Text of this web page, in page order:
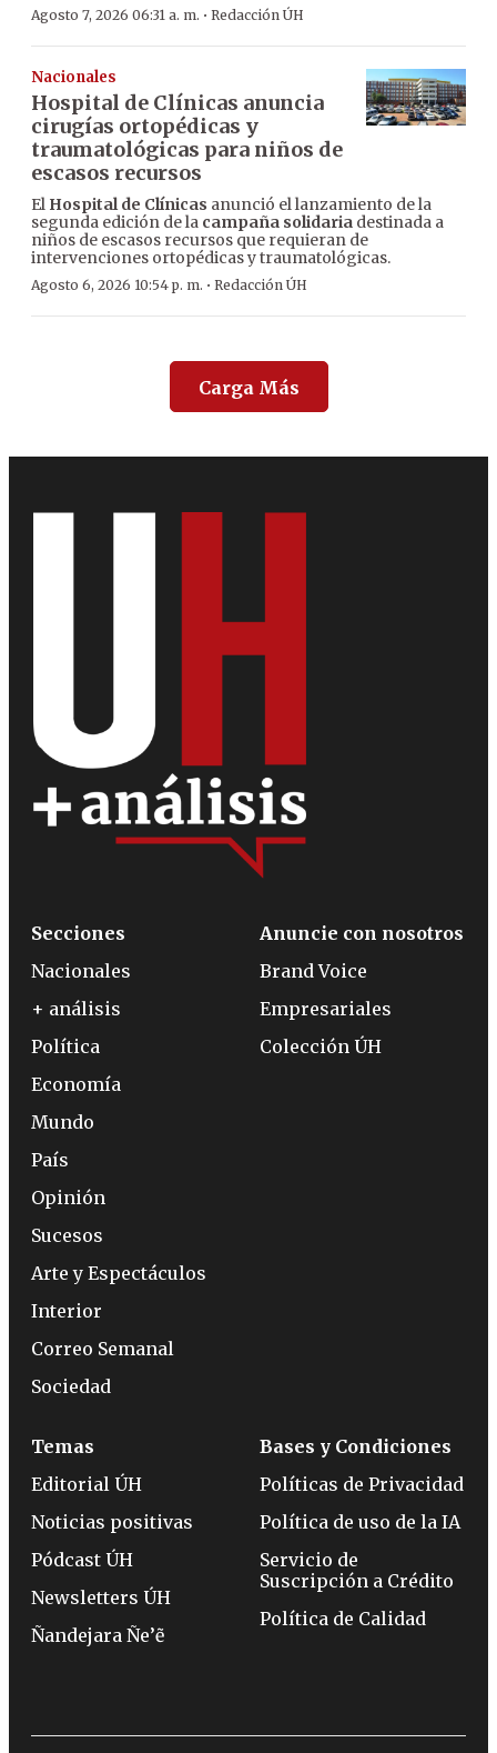
Agosto 7, 2026 06:31 a. m. · Redacción ÚH
Nacionales
Hospital de Clínicas anuncia
cirugías ortopédicas y
traumatológicas para niños de
escasos recursos
El Hospital de Clínicas anunció el lanzamiento de la
segunda edición de la campaña solidaria destinada a
niños de escasos recursos que requieran de
intervenciones ortopédicas y traumatológicas.
Agosto 6, 2026 10:54 p. m. · Redacción ÚH
Carga Más
Secciones
Nacionales
+ análisis
Política
Economía
Mundo
País
Opinión
Sucesos
Arte y Espectáculos
Interior
Correo Semanal
Sociedad
Anuncie con nosotros
Brand Voice
Empresariales
Colección ÚH
Temas
Editorial ÚH
Noticias positivas
Pódcast ÚH
Newsletters ÚH
Ñandejara Ñe’ẽ
Bases y Condiciones
Políticas de Privacidad
Política de uso de la IA
Servicio de
Suscripción a Crédito
Política de Calidad